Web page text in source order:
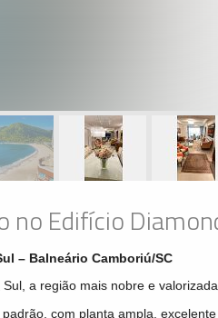
no Edifício
– Balneário Camboriú/SC
a região mais nobre e
com planta ampla,